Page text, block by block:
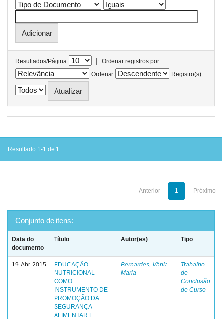
Resultados/Página |
Ordenar registros por
Ordenar
Registro(s)
Resultado 1-1 de 1.
Anterior 1 Próximo
Conjunto de itens:
Data do
documento
Título Autor(es) Tipo
19-Abr-2015
EDUCAÇÃO
NUTRICIONAL
COMO
INSTRUMENTO DE
PROMOÇÃO DA
SEGURANÇA
ALIMENTAR E
Bernardes, Vânia
Maria
Trabalho
de
Conclusão
de Curso